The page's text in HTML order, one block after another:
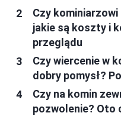
Czy
jakie są koszty i
przeglądu
Czy wiercenie w
dobry pomysł?
Czy na komin
pozwolenie? Oto